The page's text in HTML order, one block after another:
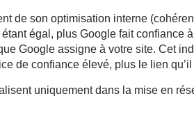
de son optimisation interne
égal, plus Google fait
Google assigne à votre site. Cet
de confiance élevé, plus le lien
uniquement dans la mise en